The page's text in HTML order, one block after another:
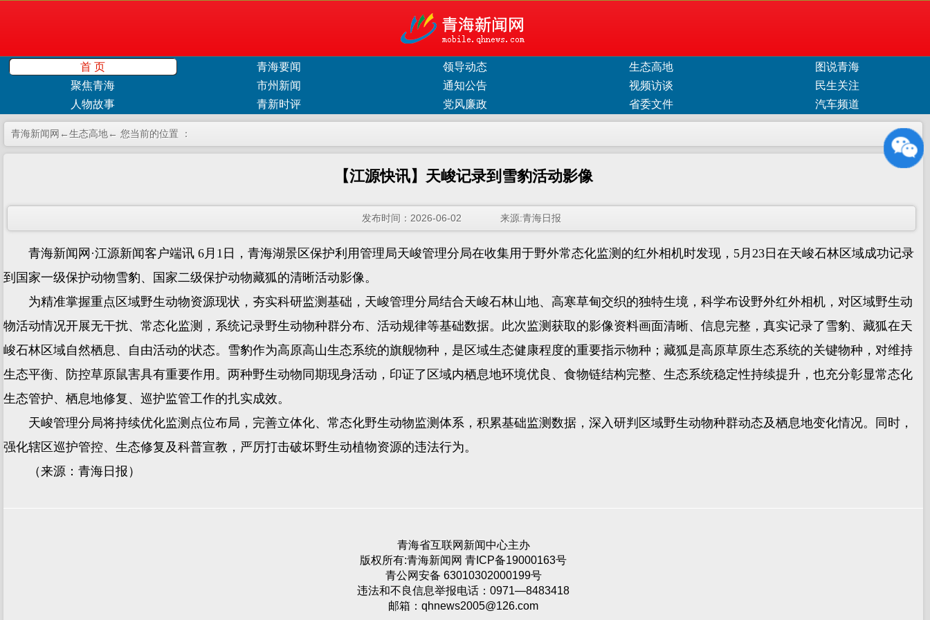
首 页 青海要闻 领导动态 生态高地
图说青海
聚焦青海
市州新闻 通知公告 视频访谈
民生关注
人物故事
青新时评 党风廉政 省委文件 汽车频道
青海新闻网← ← 您当前的位置 ：
生态高地
【江源快讯】天峻记录到雪豹活动影像
发布时间：2026-06-02 来源:青海日报
青海新闻网·江源新闻客户端讯 6月1日，青海湖景区保护利用管理局天峻管理分局在收集用于野外常态化监测的红外相机时发现，5月23日在天峻石林区域成功记录
到国家一级保护动物雪豹、国家二级保护动物藏狐的清晰活动影像。
为精准掌握重点区域野生动物资源现状，夯实科研监测基础，天峻管理分局结合天峻石林山地、高寒草甸交织的独特生境，科学布设野外红外相机，对区域野生动
物活动情况开展无干扰、常态化监测，系统记录野生动物种群分布、活动规律等基础数据。此次监测获取的影像资料画面清晰、信息完整，真实记录了雪豹、藏狐在天
峻石林区域自然栖息、自由活动的状态。雪豹作为高原高山生态系统的旗舰物种，是区域生态健康程度的重要指示物种；藏狐是高原草原生态系统的关键物种，对维持
生态平衡、防控草原鼠害具有重要作用。两种野生动物同期现身活动，印证了区域内栖息地环境优良、食物链结构完整、生态系统稳定性持续提升，也充分彰显常态化
生态管护、栖息地修复、巡护监管工作的扎实成效。
天峻管理分局将持续优化监测点位布局，完善立体化、常态化野生动物监测体系，积累基础监测数据，深入研判区域野生动物种群动态及栖息地变化情况。同时，
强化辖区巡护管控、生态修复及科普宣教，严厉打击破坏野生动植物资源的违法行为。
（来源：青海日报）
青海省互联网新闻中心主办
版权所有:青海新闻网 青ICP备19000163号
青公网安备 63010302000199号
违法和不良信息举报电话：0971—8483418
邮箱：qhnews2005@126.com